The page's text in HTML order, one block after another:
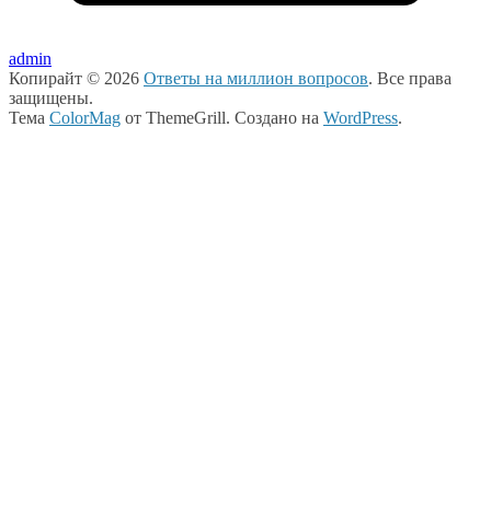
admin
Копирайт © 2026 Ответы на миллион вопросов. Все права
защищены.
Тема ColorMag от ThemeGrill. Создано на WordPress.